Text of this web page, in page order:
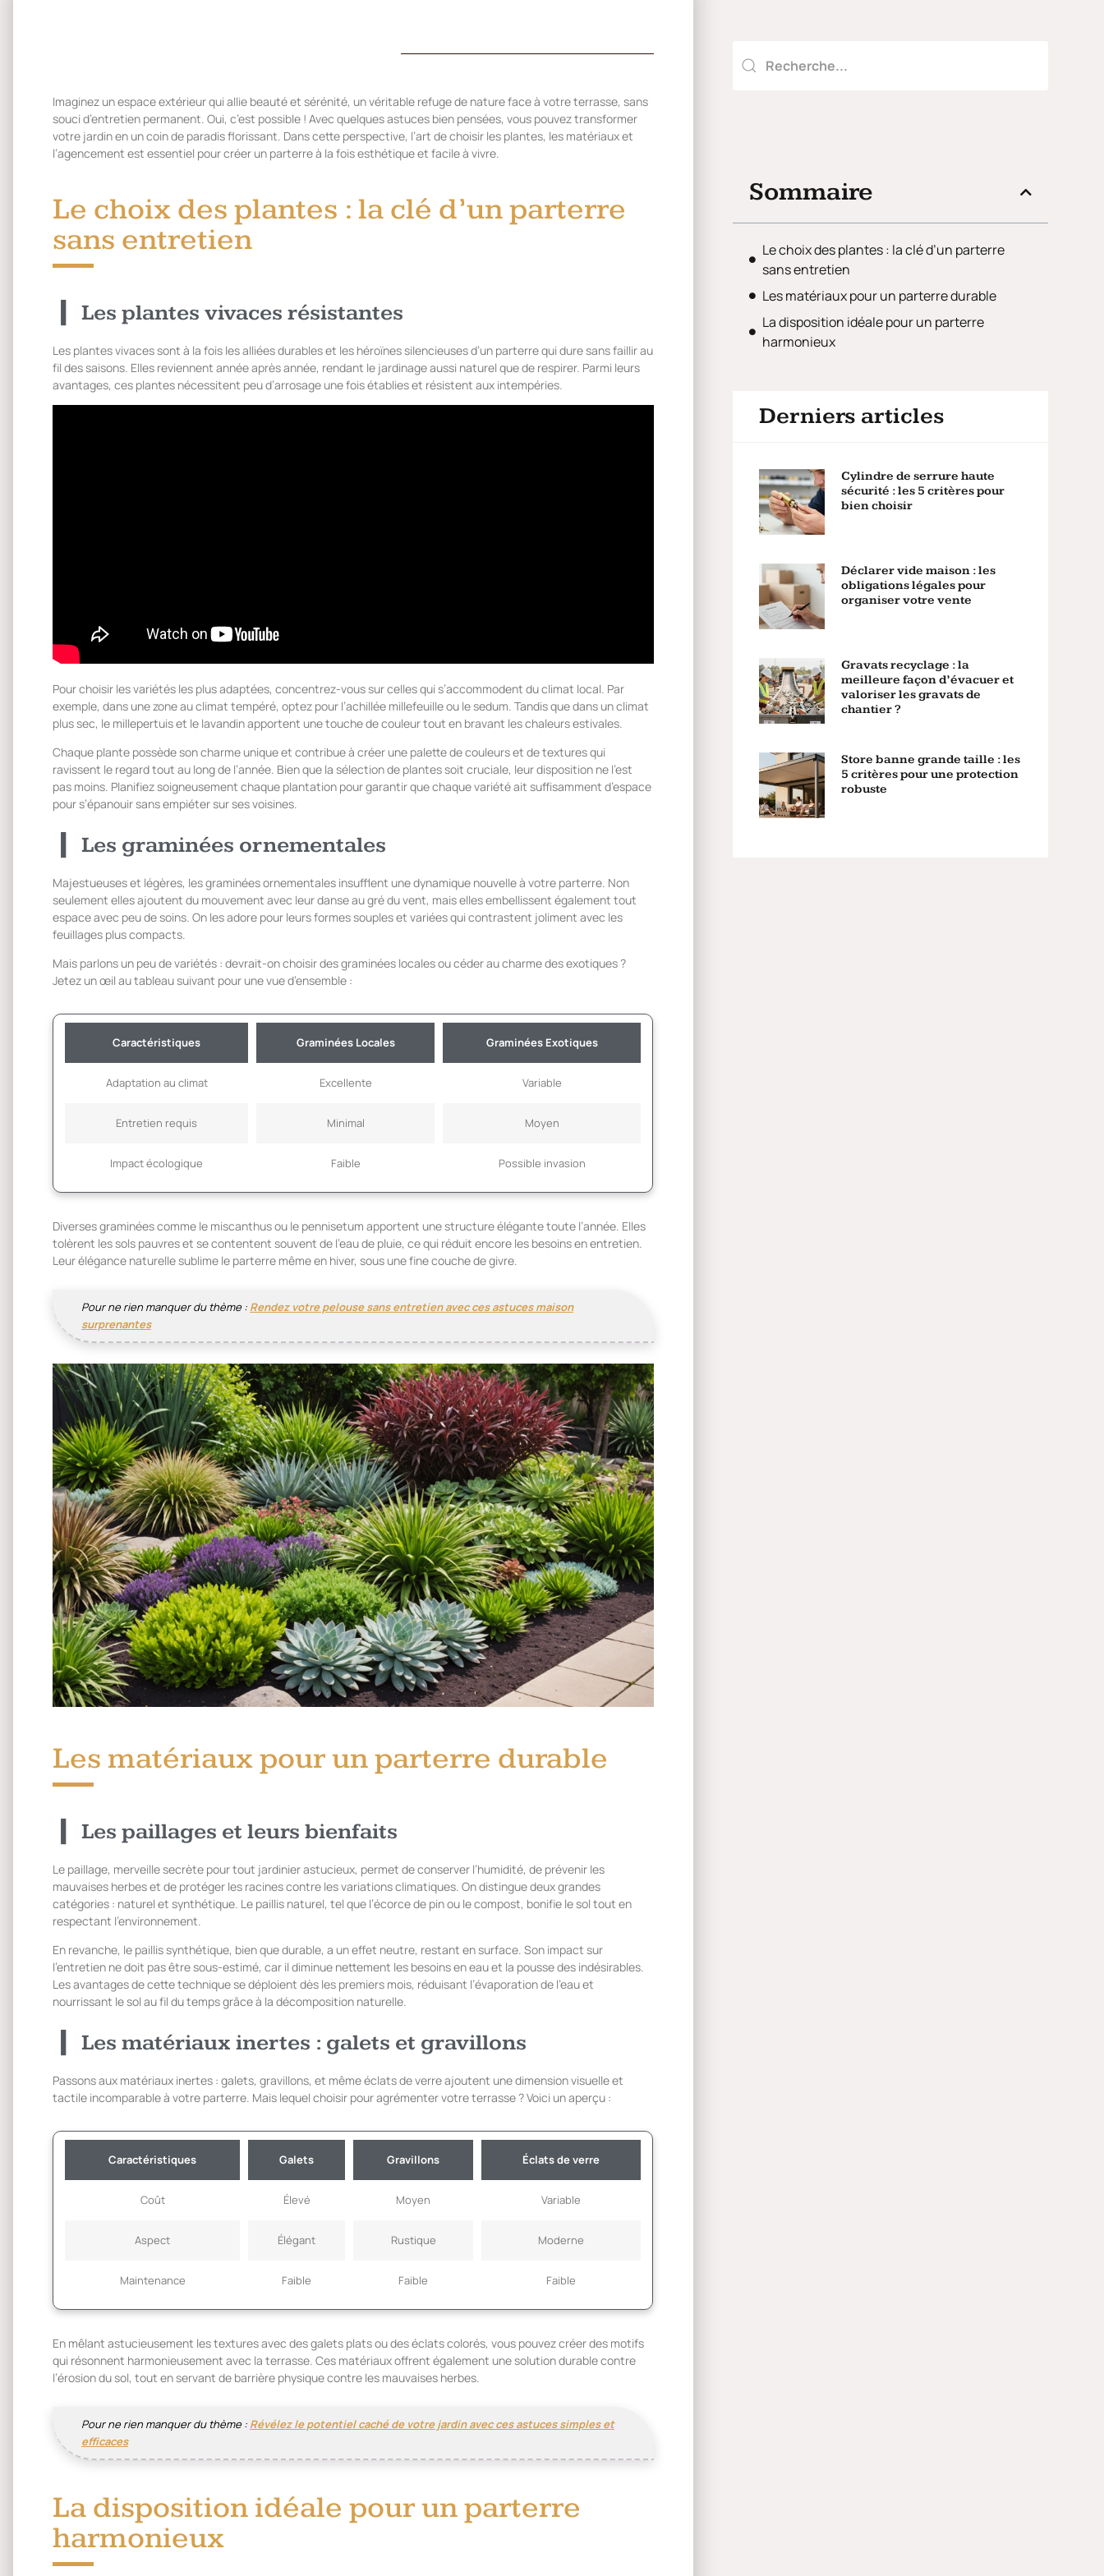
Imaginez un espace extérieur qui allie beauté et sérénité, un véritable refuge de nature face à votre terrasse, sans
souci d’entretien permanent. Oui, c’est possible ! Avec quelques astuces bien pensées, vous pouvez transformer
votre jardin en un coin de paradis florissant. Dans cette perspective, l’art de choisir les plantes, les matériaux et
l’agencement est essentiel pour créer un parterre à la fois esthétique et facile à vivre.
Le choix des plantes : la clé d’un parterre
sans entretien
Les plantes vivaces résistantes
Les plantes vivaces sont à la fois les alliées durables et les héroïnes silencieuses d’un parterre qui dure sans faillir au
fil des saisons. Elles reviennent année après année, rendant le jardinage aussi naturel que de respirer. Parmi leurs
avantages, ces plantes nécessitent peu d’arrosage une fois établies et résistent aux intempéries.
Pour choisir les variétés les plus adaptées, concentrez-vous sur celles qui s’accommodent du climat local. Par
exemple, dans une zone au climat tempéré, optez pour l’achillée millefeuille ou le sedum. Tandis que dans un climat
plus sec, le millepertuis et le lavandin apportent une touche de couleur tout en bravant les chaleurs estivales.
Chaque plante possède son charme unique et contribue à créer une palette de couleurs et de textures qui
ravissent le regard tout au long de l’année. Bien que la sélection de plantes soit cruciale, leur disposition ne l’est
pas moins. Planifiez soigneusement chaque plantation pour garantir que chaque variété ait suffisamment d’espace
pour s’épanouir sans empiéter sur ses voisines.
Les graminées ornementales
Majestueuses et légères, les graminées ornementales insufflent une dynamique nouvelle à votre parterre. Non
seulement elles ajoutent du mouvement avec leur danse au gré du vent, mais elles embellissent également tout
espace avec peu de soins. On les adore pour leurs formes souples et variées qui contrastent joliment avec les
feuillages plus compacts.
Mais parlons un peu de variétés : devrait-on choisir des graminées locales ou céder au charme des exotiques ?
Jetez un œil au tableau suivant pour une vue d’ensemble :
Caractéristiques Graminées Locales Graminées Exotiques
Adaptation au climat Excellente Variable
Entretien requis Minimal Moyen
Impact écologique Faible Possible invasion
Diverses graminées comme le miscanthus ou le pennisetum apportent une structure élégante toute l’année. Elles
tolèrent les sols pauvres et se contentent souvent de l’eau de pluie, ce qui réduit encore les besoins en entretien.
Leur élégance naturelle sublime le parterre même en hiver, sous une fine couche de givre.
Pour ne rien manquer du thème : Rendez votre pelouse sans entretien avec ces astuces maison
surprenantes
Les matériaux pour un parterre durable
Les paillages et leurs bienfaits
Le paillage, merveille secrète pour tout jardinier astucieux, permet de conserver l’humidité, de prévenir les
mauvaises herbes et de protéger les racines contre les variations climatiques. On distingue deux grandes
catégories : naturel et synthétique. Le paillis naturel, tel que l’écorce de pin ou le compost, bonifie le sol tout en
respectant l’environnement.
En revanche, le paillis synthétique, bien que durable, a un effet neutre, restant en surface. Son impact sur
l’entretien ne doit pas être sous-estimé, car il diminue nettement les besoins en eau et la pousse des indésirables.
Les avantages de cette technique se déploient dès les premiers mois, réduisant l’évaporation de l’eau et
nourrissant le sol au fil du temps grâce à la décomposition naturelle.
Les matériaux inertes : galets et gravillons
Passons aux matériaux inertes : galets, gravillons, et même éclats de verre ajoutent une dimension visuelle et
tactile incomparable à votre parterre. Mais lequel choisir pour agrémenter votre terrasse ? Voici un aperçu :
Caractéristiques Galets Gravillons Éclats de verre
Coût Élevé Moyen Variable
Aspect Élégant Rustique Moderne
Maintenance Faible Faible Faible
En mêlant astucieusement les textures avec des galets plats ou des éclats colorés, vous pouvez créer des motifs
qui résonnent harmonieusement avec la terrasse. Ces matériaux offrent également une solution durable contre
l’érosion du sol, tout en servant de barrière physique contre les mauvaises herbes.
Pour ne rien manquer du thème : Révélez le potentiel caché de votre jardin avec ces astuces simples et
efficaces
La disposition idéale pour un parterre
harmonieux
Sommaire
Le choix des plantes : la clé d’un parterre
sans entretien
Les matériaux pour un parterre durable
La disposition idéale pour un parterre
harmonieux
Derniers articles
Cylindre de serrure haute
sécurité : les 5 critères pour
bien choisir
Déclarer vide maison : les
obligations légales pour
organiser votre vente
Gravats recyclage : la
meilleure façon d’évacuer et
valoriser les gravats de
chantier ?
Store banne grande taille : les
5 critères pour une protection
robuste